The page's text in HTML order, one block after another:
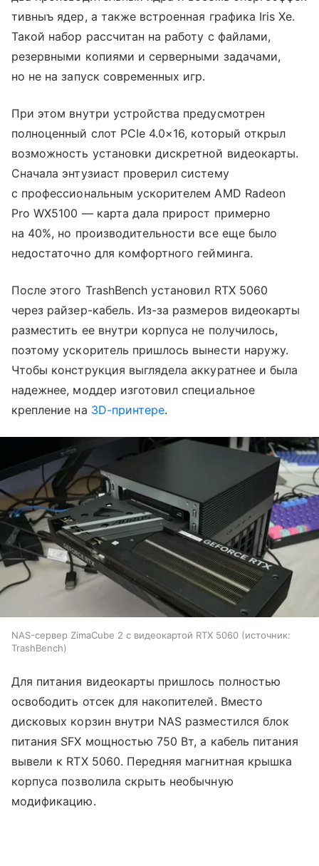
тивныъ ядер, а также встроенная графика Iris Xe.
Такой набор рассчитан на работу с файлами,
резервными копиями и серверными задачами,
но не на запуск современных игр.
При этом внутри устройства предусмотрен
полноценный слот PCIe 4.0×16, который открыл
возможность установки дискретной видеокарты.
Сначала энтузиаст проверил систему
с профессиональным ускорителем AMD Radeon
Pro WX5100 — карта дала прирост примерно
на 40%, но производительности все еще было
недостаточно для комфортного гейминга.
После этого TrashBench установил RTX 5060
через райзер-кабель. Из-за размеров видеокарты
разместить ее внутри корпуса не получилось,
поэтому ускоритель пришлось вынести наружу.
Чтобы конструкция выглядела аккуратнее и была
надежнее, моддер изготовил специальное
крепление на 3D-принтере.
NAS-сервер ZimaCube 2 с видеокартой RTX 5060
источник:
TrashBench
Для питания видеокарты пришлось полностью
освободить отсек для накопителей. Вместо
дисковых корзин внутри NAS разместился блок
питания SFX мощностью 750 Вт, а кабель питания
вывели к RTX 5060. Передняя магнитная крышка
корпуса позволила скрыть необычную
модификацию.